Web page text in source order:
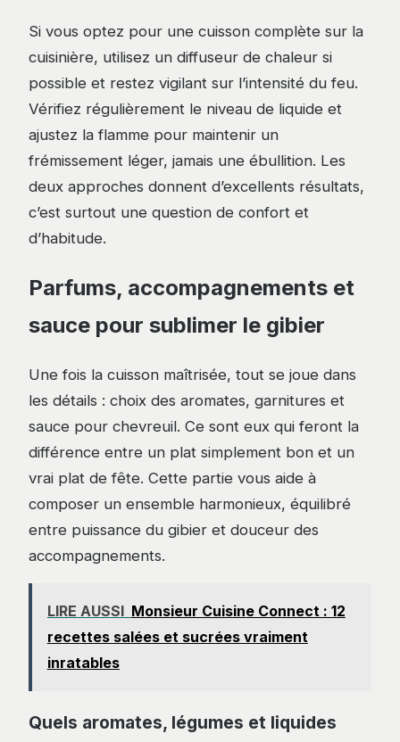
Si vous optez pour une cuisson complète sur la
cuisinière, utilisez un diffuseur de chaleur si
possible et restez vigilant sur l’intensité du feu.
Vérifiez régulièrement le niveau de liquide et
ajustez la flamme pour maintenir un
frémissement léger, jamais une ébullition. Les
deux approches donnent d’excellents résultats,
c’est surtout une question de confort et
d’habitude.
Parfums, accompagnements et
sauce pour sublimer le gibier
Une fois la cuisson maîtrisée, tout se joue dans
les détails : choix des aromates, garnitures et
sauce pour chevreuil. Ce sont eux qui feront la
différence entre un plat simplement bon et un
vrai plat de fête. Cette partie vous aide à
composer un ensemble harmonieux, équilibré
entre puissance du gibier et douceur des
accompagnements.
LIRE AUSSI Monsieur Cuisine Connect : 12
recettes salées et sucrées vraiment
inratables
Quels aromates, légumes et liquides